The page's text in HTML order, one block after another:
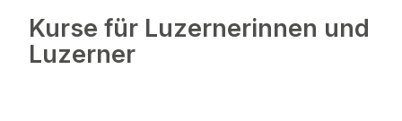
Kurse für Luzernerinnen und
Luzerner